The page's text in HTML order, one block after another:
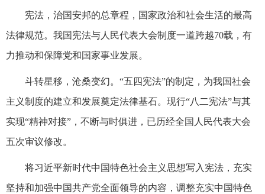
宪法，治国安邦的总章程，国家政治和社会生活的最高
法律规范。我国宪法与人民代表大会制度一道跨越70载，有
力推动和保障党和国家事业发展。
斗转星移，沧桑变幻。“五四宪法”的制定，为我国社会
主义制度的建立和发展奠定法律基石。现行“八二宪法”与其
实现“精神对接”，不断与时俱进，已历经全国人民代表大会
五次审议修改。
将习近平新时代中国特色社会主义思想写入宪法，充实
坚持和加强中国共产党全面领导的内容，调整充实中国特色